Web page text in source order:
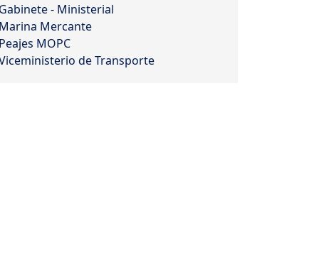
Gabinete - Ministerial
Marina Mercante
Peajes MOPC
de Transporte